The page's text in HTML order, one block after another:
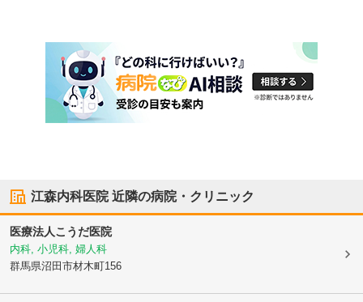
江森内科医院近隣の病院・クリニック
医療法人こうだ医院
内科, 小児科, 婦人科
群馬県沼田市材木町156